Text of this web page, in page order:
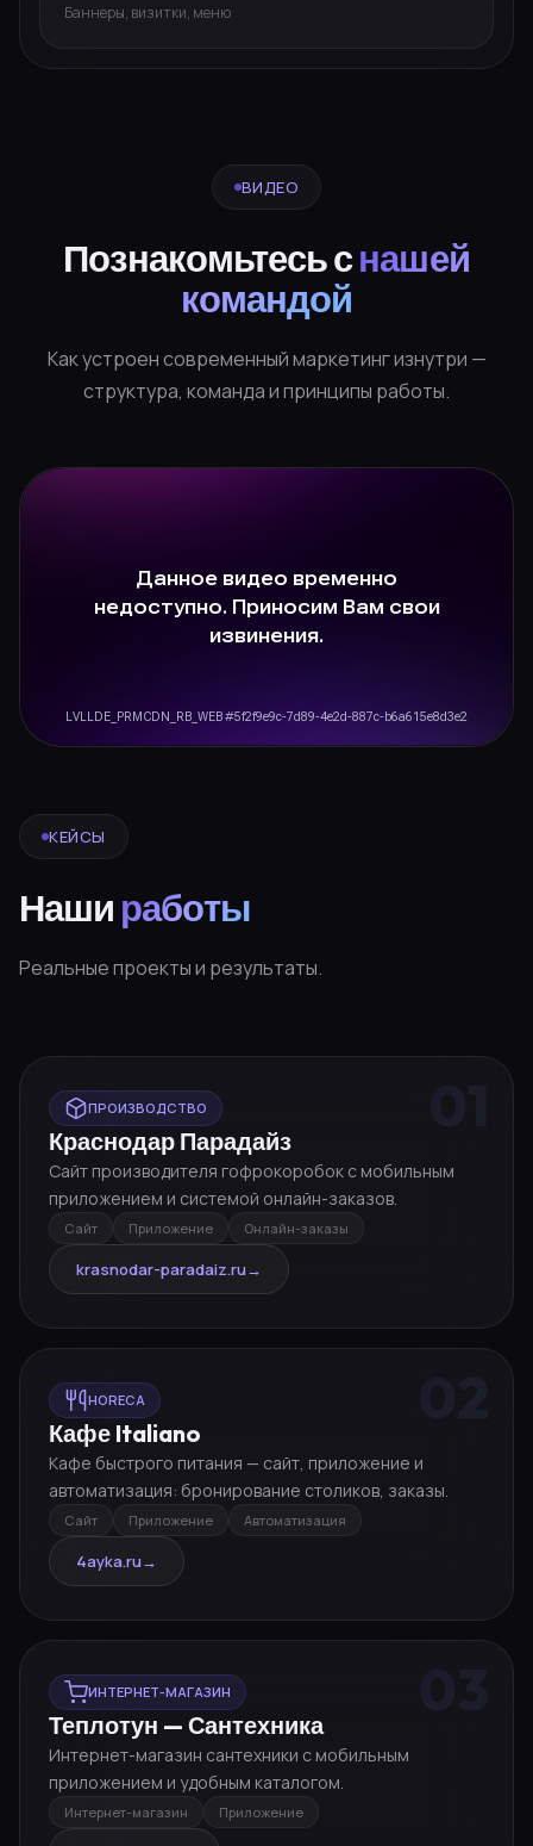
Баннеры, визитки, меню
ВИДЕО
Познакомьтесь снашей
командой
Как устроен современный маркетинг изнутри —
структура, команда и принципы работы.
КЕЙСЫ
Наши работы
Реальные проекты и результаты.
ПРОИЗВОДСТВО
Краснодар Парадайз
Сайт производителя гофрокоробок с мобильным
приложением и системой онлайн-заказов.
Сайт Приложение Онлайн-заказы
krasnodar-paradaiz.ru→
HORECA
Кафе Italiano
Кафе быстрого питания — сайт, приложение и
автоматизация: бронирование столиков, заказы.
Сайт Приложение Автоматизация
4ayka.ru→
ИНТЕРНЕТ-МАГАЗИН
Теплотун — Сантехника
Интернет-магазин сантехники с мобильным
приложением и удобным каталогом.
Интернет-магазин Приложение